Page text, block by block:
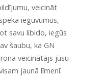
veicināt
ieguvumus,
savu libido, iegūs
šaubu, ka GN
veicinātājs jūsu
jaunā līmenī.